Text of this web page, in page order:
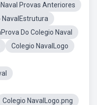
Provas Anteriores
NavalEstrutura
Do Colegio Naval
Colegio NavalLogo
Colegio NavalLogo.png